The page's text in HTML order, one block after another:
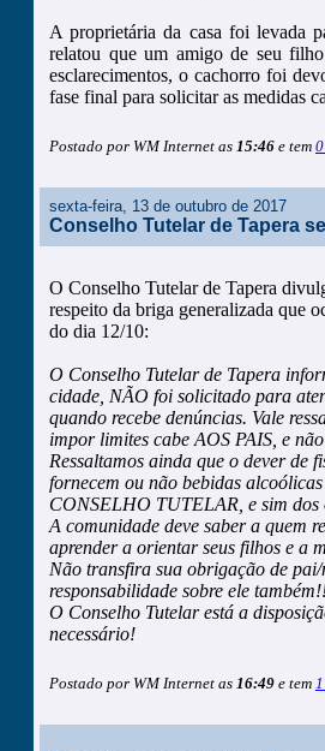
A proprietária da casa foi levada
relatou que um amigo de seu
esclarecimentos, o cachorro foi
fase final para solicitar as medidas
Postado por WM Internet as 15:46 e tem
sexta-feira, 13 de outubro de 2017
Conselho Tutelar de Tapera
O Conselho Tutelar de Tapera
respeito da briga generalizada que
do dia 12/10:
O Conselho Tutelar de Tapera
cidade, NÃO foi solicitado para
quando recebe denúncias. Vale
impor limites cabe AOS PAIS, e
Ressaltamos ainda que o dever de
fornecem ou não bebidas
CONSELHO TUTELAR, e sim
A comunidade deve saber a quem
aprender a orientar seus filhos e a
Não transfira sua obrigação de
responsabilidade sobre ele
O Conselho Tutelar está a
necessário!
Postado por WM Internet as 16:49 e tem